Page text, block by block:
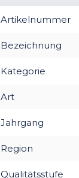
Artikelnummer
Bezeichnung
Kategorie
Art
Jahrgang
Region
Qualitätsstufe